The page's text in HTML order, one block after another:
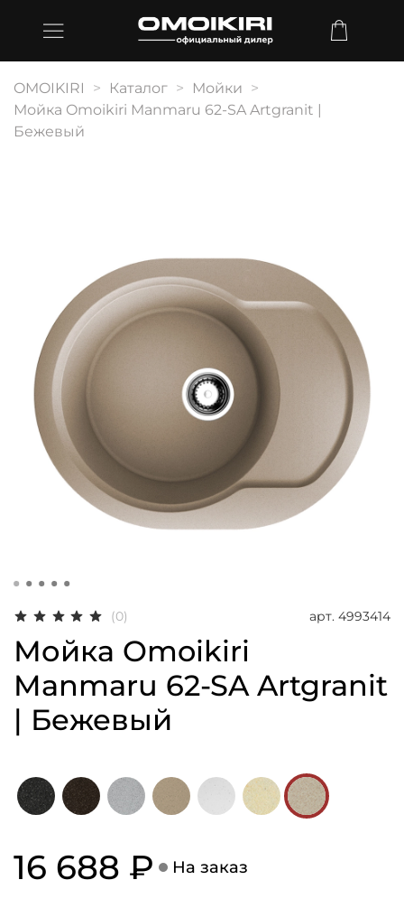
OMOIKIRI Каталог
Мойки
Мойка Omoikiri Manmaru 62-SA Artgranit |
Бежевый
(0) арт. 4993414
Мойка Omoikiri
Manmaru 62-SA Artgranit
| Бежевый
16 688 ₽ На заказ